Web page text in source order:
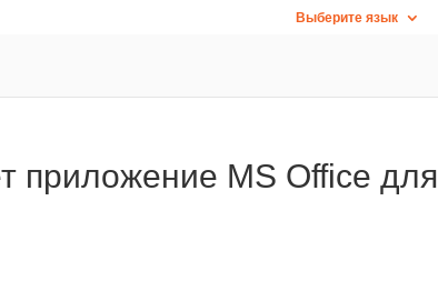
Выберите язык
приложение MS Office для